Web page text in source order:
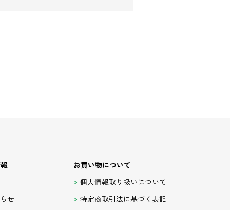
せ
お買い物について
個人情報取り扱いについて
特定商取引法に基づく表記